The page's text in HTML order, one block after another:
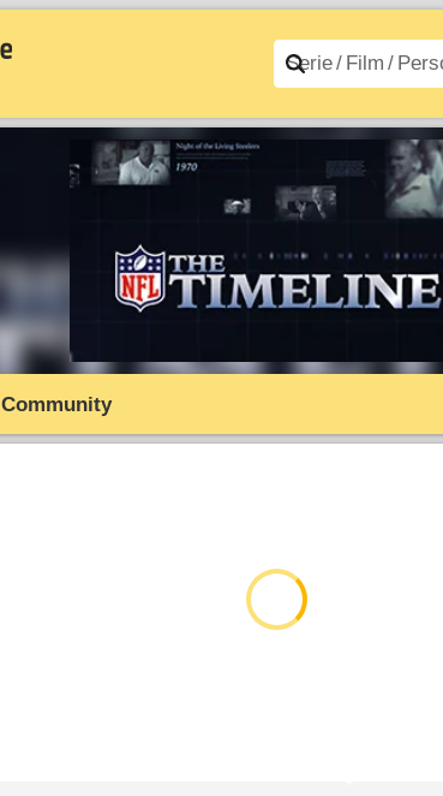
Filme A–Z
Community